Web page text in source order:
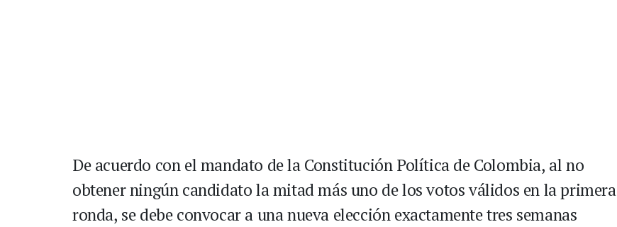
De acuerdo con el mandato de la Constitución Política de Colombia, al no
obtener ningún candidato la mitad más uno de los votos válidos en la primera
ronda, se debe convocar a una nueva elección exactamente tres semanas